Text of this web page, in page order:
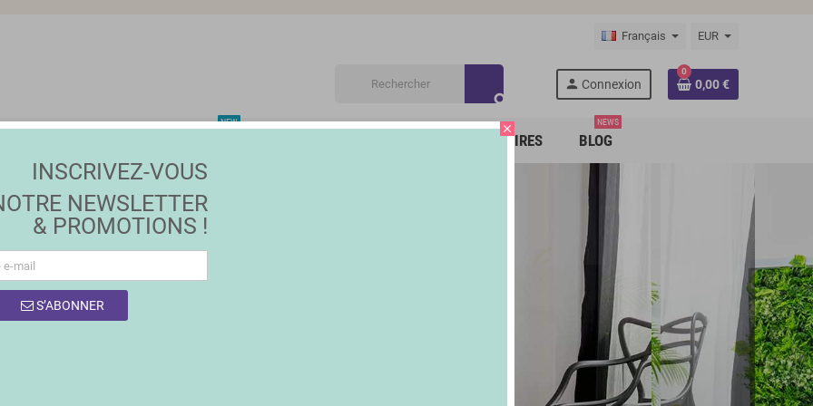
Français EUR
search
person Connexion
0
0,00 €
NEW
MARQUES PARTENAIRES BLOG
NEWS
close
INSCRIVEZ-VOUS
NEWSLETTER
& PROMOTIONS !
S’ABONNER